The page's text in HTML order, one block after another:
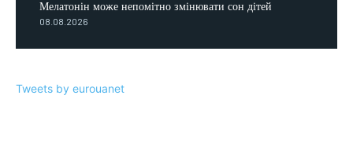
Мелатонін може непомітно змінювати сон дітей
08.08.2026
Tweets by eurouanet